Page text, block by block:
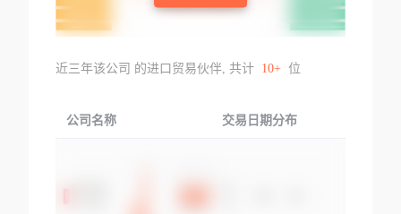
近三年该公司 的进口贸易伙伴, 共计 10+ 位
公司名称 交易日期分布